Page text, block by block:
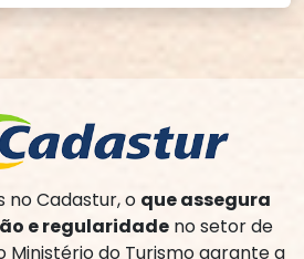
no Cadastur, o que assegura
e regularidade no setor de
Ministério do Turismo garante a